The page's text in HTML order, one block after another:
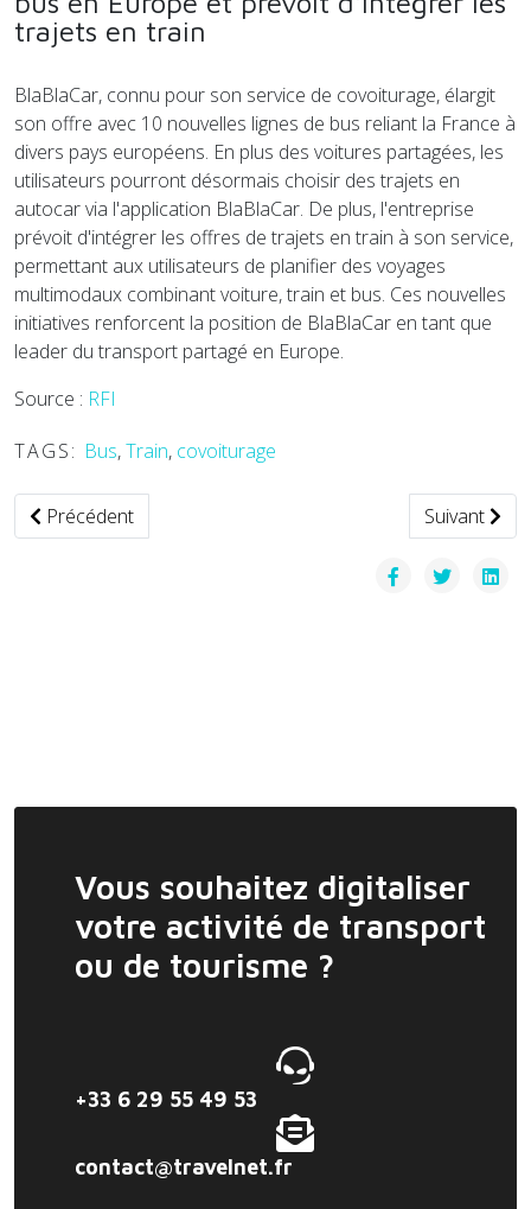
trajets en train
BlaBlaCar, connu pour son service de covoiturage, élargit
son offre avec 10 nouvelles lignes de bus reliant la France à
divers pays européens. En plus des voitures partagées, les
utilisateurs pourront désormais choisir des trajets en
autocar via l'application BlaBlaCar. De plus, l'entreprise
prévoit d'intégrer les offres de trajets en train à son service,
permettant aux utilisateurs de planifier des voyages
multimodaux combinant voiture, train et bus. Ces nouvelles
initiatives renforcent la position de BlaBlaCar en tant que
leader du transport partagé en Europe.
Source : RFI
TAGS: Bus,Train, covoiturage
Article précédent : Uber Eats favorise emballages durables
Précédent Article
Suivant
Vous souhaitez digitaliser
votre activité de transport
ou de tourisme ?
+33 6 29 55 49 53
contact@travelnet.fr